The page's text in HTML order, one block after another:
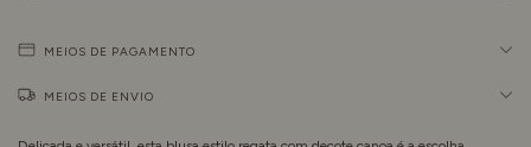
MEIOS DE PAGAMENTO
MEIOS DE ENVIO